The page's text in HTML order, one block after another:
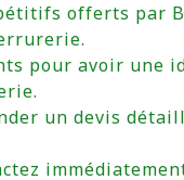
offerts par
pour avoir une
un devis